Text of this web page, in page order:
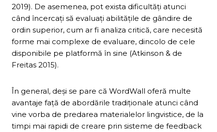
2019). De asemenea, pot exista dificultăți atunci
când încercați să evaluați abilitățile de gândire de
ordin superior, cum ar fi analiza critică, care necesită
forme mai complexe de evaluare, dincolo de cele
disponibile pe platformă în sine (Atkinson & de
Freitas 2015).
În general, deși se pare că WordWall oferă multe
avantaje față de abordările tradiționale atunci când
vine vorba de predarea materialelor lingvistice, de la
timpi mai rapidi de creare prin sisteme de feedback